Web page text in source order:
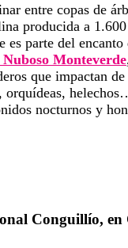
entre copas de
producida a
es parte del encanto
Monteverde
que impactan
orquídeas,
nocturnos y
Conguillío, en